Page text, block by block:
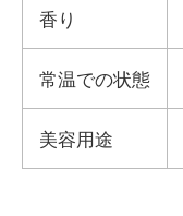
香り
常温での状態
美容用途